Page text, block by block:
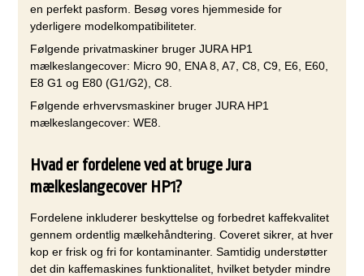
en perfekt pasform. Besøg vores hjemmeside for
yderligere modelkompatibiliteter.
Følgende privatmaskiner bruger JURA HP1
mælkeslangecover: Micro 90, ENA 8, A7, C8, C9, E6, E60,
E8 G1 og E80 (G1/G2), C8.
Følgende erhvervsmaskiner bruger JURA HP1
mælkeslangecover: WE8.
Hvad er fordelene ved at bruge Jura
mælkeslangecover HP1?
Fordelene inkluderer beskyttelse og forbedret kaffekvalitet
gennem ordentlig mælkehåndtering. Coveret sikrer, at hver
kop er frisk og fri for kontaminanter. Samtidig understøtter
det din kaffemaskines funktionalitet, hvilket betyder mindre